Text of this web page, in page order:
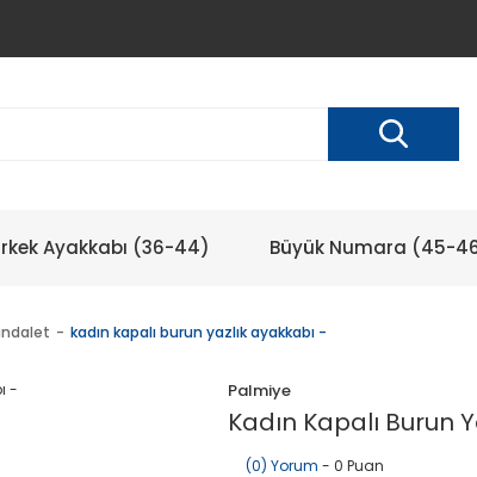
Ayakkabı (36-44) Büyük Numara (45-
kadın kapalı burun yazlık ayakkabı -
Palmiye
Kadın Kapalı Burun
(0) Yorum - 0 Puan